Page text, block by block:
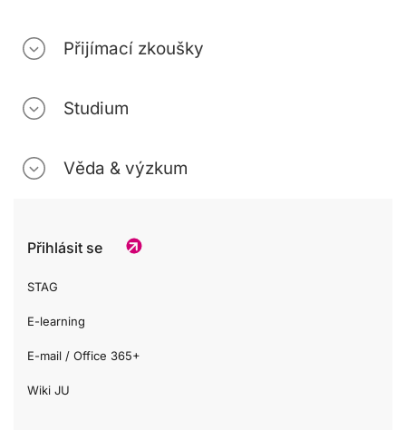
Přijímací zkoušky
Studium
Věda & výzkum
Přihlásit se
STAG
E-learning
E-mail / Office 365+
Wiki JU